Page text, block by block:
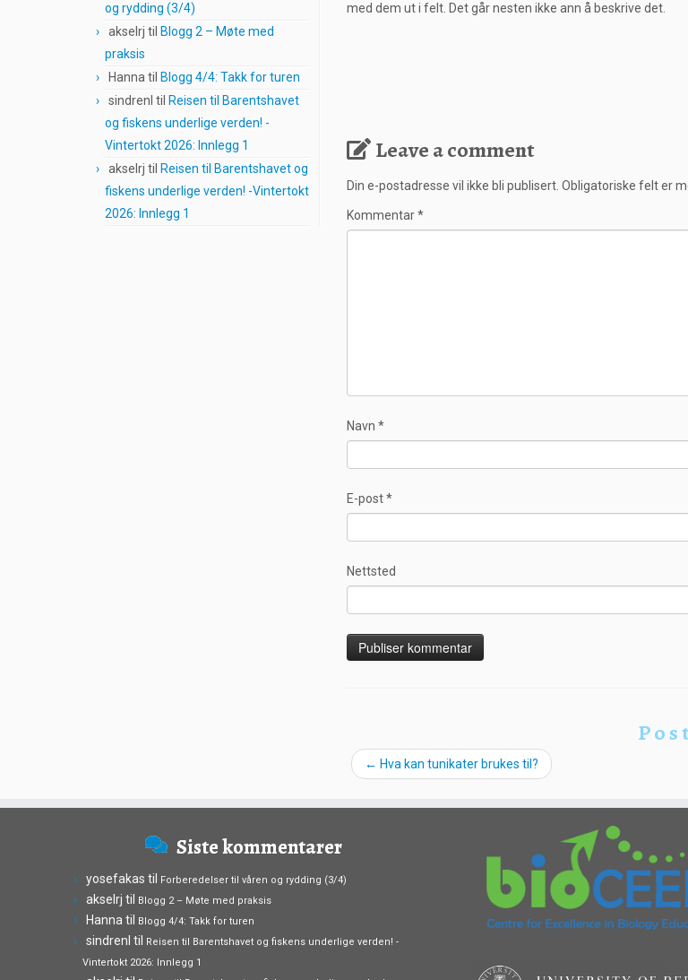
og rydding (3/4)
akselrj til Blogg 2 – Møte med
praksis
Hanna til Blogg 4/4: Takk for turen
sindrenl til Reisen til Barentshavet
og fiskens underlige verden! -
Vintertokt 2026: Innlegg 1
akselrj til Reisen til Barentshavet og
fiskens underlige verden! -Vintertokt
2026: Innlegg 1
med dem ut i felt. Det går nesten ikke ann å beskrive det.
Leave a comment
Din e-postadresse vil ikke bli publisert. Obligatoriske felt er
Kommentar*
Navn *
E-post*
Nettsted
← Hva kan tunikater brukes til?
Siste kommentarer
yosefakas til Forberedelser til våren og rydding (3/4)
akselrj til Blogg 2 – Møte med praksis
Hanna til Blogg 4/4: Takk for turen
sindrenl til Reisen til Barentshavet og fiskens underlige verden! -
Vintertokt 2026: Innlegg 1